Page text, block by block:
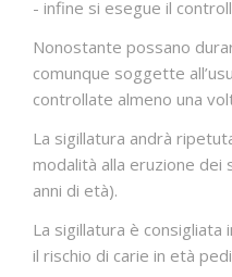
- infine si esegue il
Nonostante possano
comunque soggette
controllate almeno una
La sigillatura andrà
modalità alla eruzione dei
anni di età).
La sigillatura è
il rischio di carie in età